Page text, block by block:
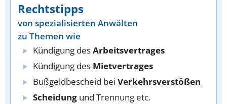
Rechtstipps
von spezialisierten Anwälten
zu Themen wie
Kündigung desArbeitsvertrages
Kündigung des Mietvertrages
Bußgeldbescheid bei Verkehrsverstößen
Scheidung und Trennung etc.